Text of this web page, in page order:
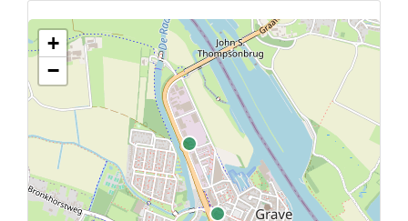
Geen tankstations met locatiegegevens gevonden.
De kaart kan niet worden weergegeven zonder GPS coördinaten.
+
−